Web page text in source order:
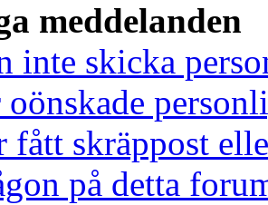
meddelanden
inte skicka
oönskade
fått skräppost
på detta